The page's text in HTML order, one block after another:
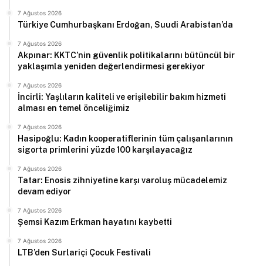
7 Ağustos 2026
Türkiye Cumhurbaşkanı Erdoğan, Suudi Arabistan’da
7 Ağustos 2026
Akpınar: KKTC’nin güvenlik politikalarını bütüncül bir
yaklaşımla yeniden değerlendirmesi gerekiyor
7 Ağustos 2026
İncirli: Yaşlıların kaliteli ve erişilebilir bakım hizmeti
alması en temel önceliğimiz
7 Ağustos 2026
Hasipoğlu: Kadın kooperatiflerinin tüm çalışanlarının
sigorta primlerini yüzde 100 karşılayacağız
7 Ağustos 2026
Tatar: Enosis zihniyetine karşı varoluş mücadelemiz
devam ediyor
7 Ağustos 2026
Şemsi Kazım Erkman hayatını kaybetti
7 Ağustos 2026
LTB’den Surlariçi Çocuk Festivali